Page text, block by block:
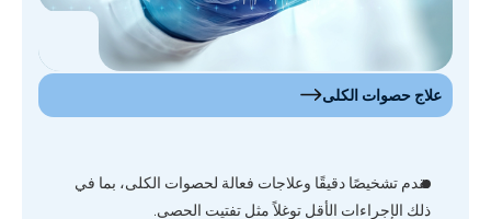
علاج حصوات الكلى
نقدم تشخيصًا دقيقًا وعلاجات فعالة لحصوات الكلى، بما في
ذلك الإجراءات الأقل توغلاً مثل تفتيت الحصى.
حالات البروستاتا